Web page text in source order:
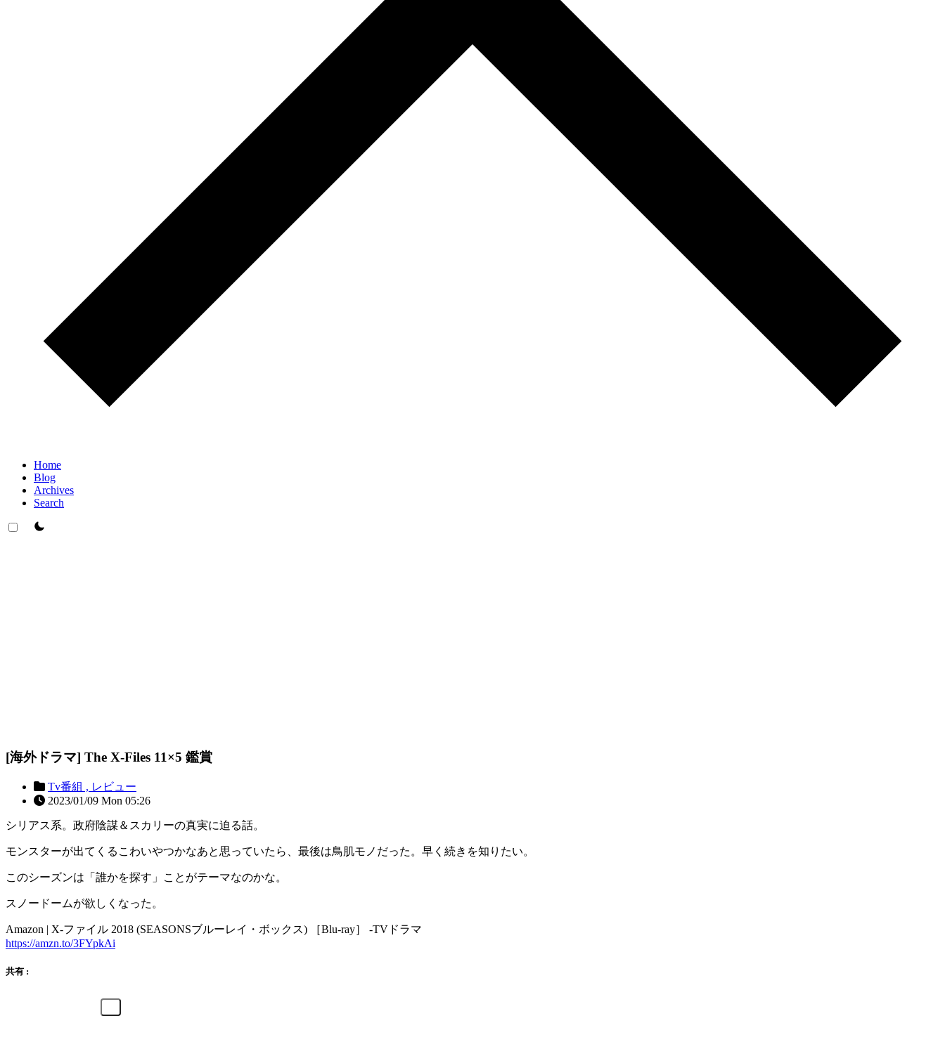
Home
Blog
Archives
Search
theme switcher
[海外ドラマ] The X-Files 11×5 鑑賞
Tv番組 , レビュー
2023/01/09 Mon 05:26
シリアス系。政府陰謀＆スカリーの真実に迫る話。
モンスターが出てくるこわいやつかなあと思っていたら、最後は鳥肌モノだった。早く続きを知りたい。
このシーズンは「誰かを探す」ことがテーマなのかな。
スノードームが欲しくなった。
Amazon | X-ファイル 2018 (SEASONSブルーレイ・ボックス) ［Blu-ray］ -TVドラマ
https://amzn.to/3FYpkAi
共有 :